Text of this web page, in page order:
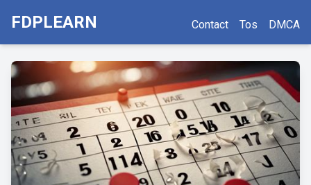
FDPLEARN Contact Tos DMCA